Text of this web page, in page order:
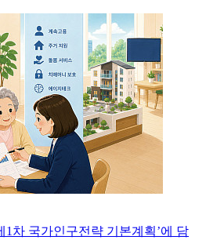
1차 국가인구전략 기본계획’에 담